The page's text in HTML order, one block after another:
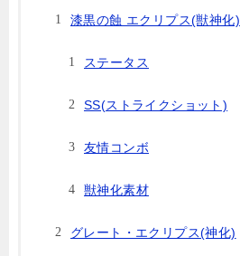
漆黒の蝕 エクリプス(獣神化)
ステータス
SS(ストライクショット)
友情コンボ
獣神化素材
グレート・エクリプス(神化)